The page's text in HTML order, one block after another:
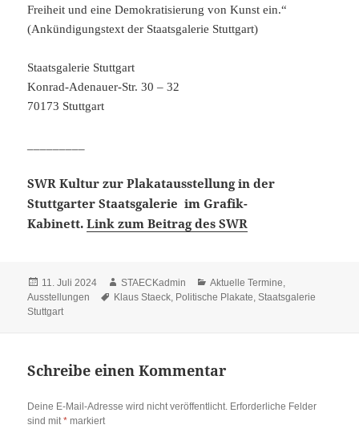
Freiheit und eine Demokratisierung von Kunst ein.“
(Ankündigungstext der Staatsgalerie Stuttgart)
Staatsgalerie Stuttgart
Konrad-Adenauer-Str. 30 – 32
70173 Stuttgart
SWR Kultur zur Plakatausstellung in der
Stuttgarter Staatsgalerie im Grafik-
Kabinett.Link zum Beitrag des SWR
Veröffentlicht
am
11. Juli 2024 Autor
STAECKadmin Kategorien
Aktuelle Termine,
Ausstellungen
Schlagwörter
Klaus Staeck, Politische Plakate,Staatsgalerie
Stuttgart
Schreibe einen Kommentar
Deine E-Mail-Adresse wird nicht veröffentlicht. Erforderliche Felder
sind mit* markiert